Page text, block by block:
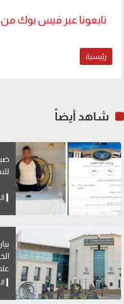
تابعونا عبر فيس بوك من
رئيسية
شاهد أيضاً